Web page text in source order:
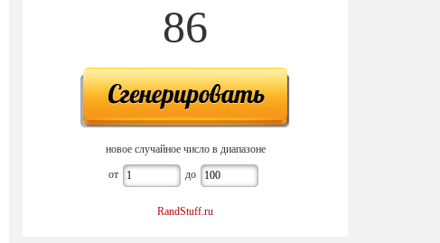
86
новое случайное число в диапазоне
от до
RandStuff.ru